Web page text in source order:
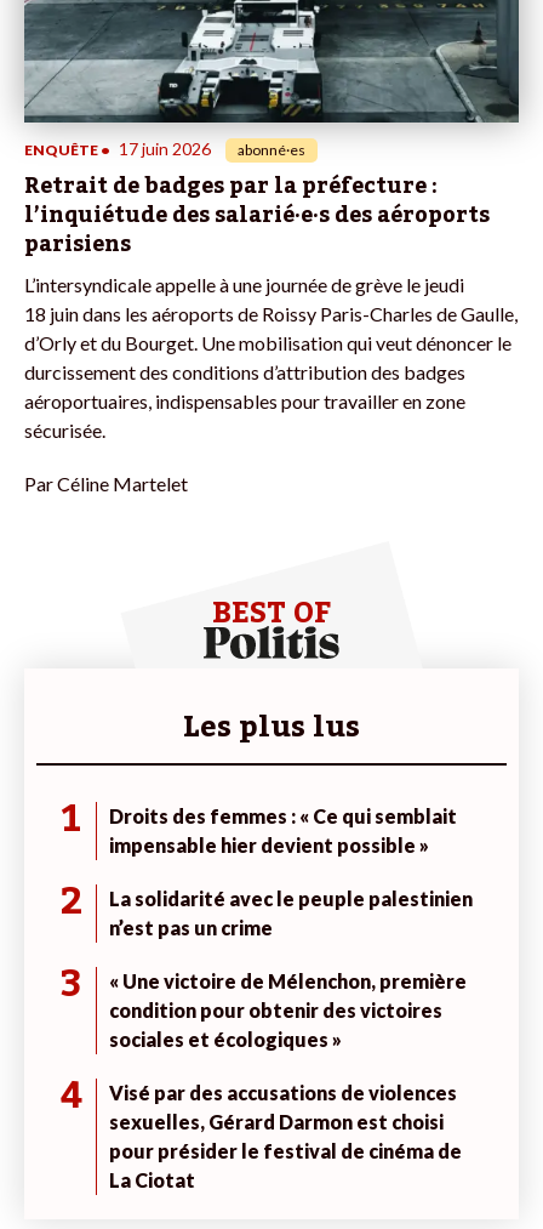
ENQUÊTE • 17 juin 2026 abonné·es
Retrait de badges par la préfecture :
l’inquiétude des salarié·e·s des aéroports
parisiens
L’intersyndicale appelle à une journée de grève le jeudi
18 juin dans les aéroports de Roissy Paris-Charles de Gaulle,
d’Orly et du Bourget. Une mobilisation qui veut dénoncer le
durcissement des conditions d’attribution des badges
aéroportuaires, indispensables pour travailler en zone
sécurisée.
ParCéline Martelet
BEST OF
Les plus lus
1
Droits des femmes : « Ce qui semblait
impensable hier devient possible »
2
La solidarité avec le peuple palestinien
n’est pas un crime
3
« Une victoire de Mélenchon, première
condition pour obtenir des victoires
sociales et écologiques »
4
Visé par des accusations de violences
sexuelles, Gérard Darmon est choisi
pour présider le festival de cinéma de
La Ciotat